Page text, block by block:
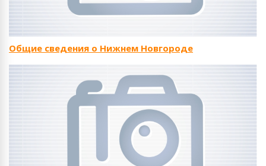
Общие сведения о Нижнем Новгороде